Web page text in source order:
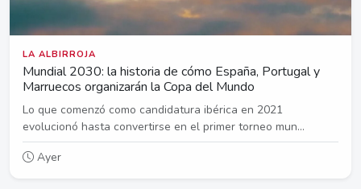
LA ALBIRROJA
Mundial 2030: la historia de cómo España, Portugal y
Marruecos organizarán la Copa del Mundo
Lo que comenzó como candidatura ibérica en 2021
evolucionó hasta convertirse en el primer torneo mun...
Ayer